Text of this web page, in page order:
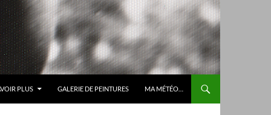
PLUS GALERIE DE PEINTURES MA MÉTÉO…